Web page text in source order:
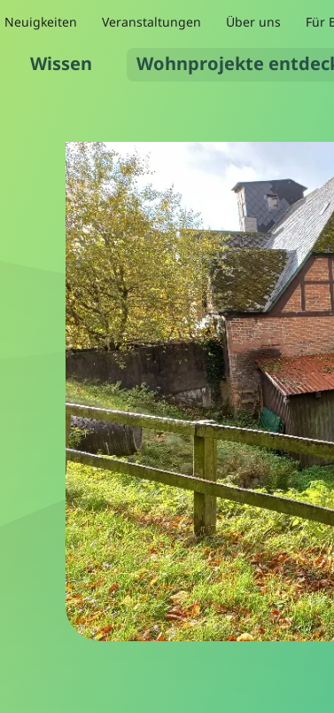
Wissen Wohnprojekte
Neuigkeiten Veranstaltungen Über uns Für